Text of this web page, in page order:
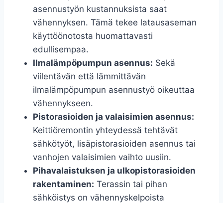
asennustyön kustannuksista saat
vähennyksen. Tämä tekee latausaseman
käyttöönotosta huomattavasti
edullisempaa.
Ilmalämpöpumpun asennus: Sekä
viilentävän että lämmittävän
ilmalämpöpumpun asennustyö oikeuttaa
vähennykseen.
Pistorasioiden ja valaisimien asennus:
Keittiöremontin yhteydessä tehtävät
sähkötyöt, lisäpistorasioiden asennus tai
vanhojen valaisimien vaihto uusiin.
Pihavalaistuksen ja ulkopistorasioiden
rakentaminen: Terassin tai pihan
sähköistys on vähennyskelpoista